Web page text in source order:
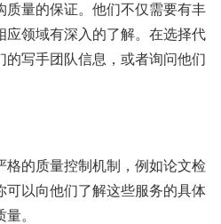
质量的保证。他们不仅需要有丰
应领域有深入的了解。在选择代
的写手团队信息，或者询问他们
格的质量控制机制，例如论文检
可以向他们了解这些服务的具体
。